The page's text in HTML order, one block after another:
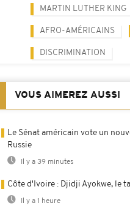
MARTIN LUTHER KING
AFRO-AMÉRICAINS
DISCRIMINATION
VOUS AIMEREZ AUSSI
Le Sénat américain vote un
Russie
Il y a 39 minutes
Côte d'Ivoire : Djidji Ayokwe, le
Il y a 1 heure